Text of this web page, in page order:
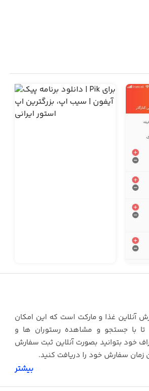
آنلاین غذا و مارکت است که این امکان
تا با جستجو و مشاهده رستوران ها و
خود بتوانید بصورت آنلاین ثبت سفارش
زمان سفارش خود را دریافت کنید.
بیشتر